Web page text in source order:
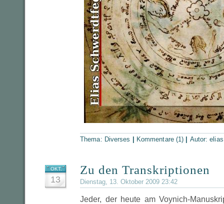
Thema: Diverses Kommentare (1) Autor:elias
OKT.
13
Zu den Transkriptionen
Dienstag, 13. Oktober 2009 23:42
Jeder, der heute am Voynich-